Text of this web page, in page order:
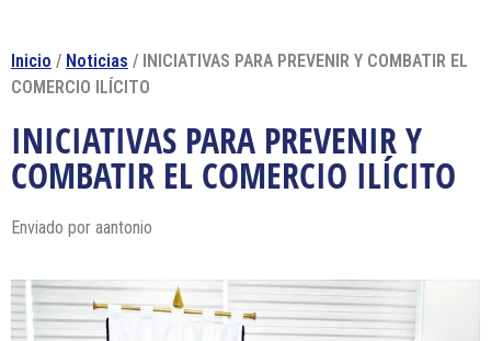
Inicio / Noticias / INICIATIVAS PARA PREVENIR Y COMBATIR EL
COMERCIO ILÍCITO
INICIATIVAS PARA PREVENIR Y
COMBATIR EL COMERCIO ILÍCITO
Enviado por aantonio